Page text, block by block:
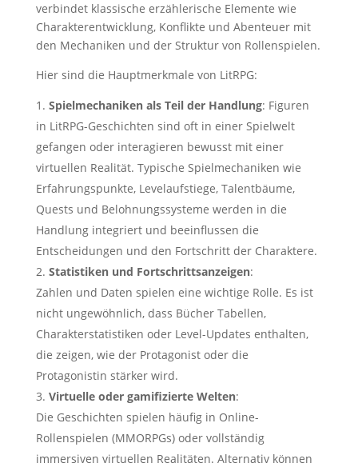
verbindet klassische erzählerische Elemente wie
Charakterentwicklung, Konflikte und Abenteuer mit
den Mechaniken und der Struktur von Rollenspielen.
Hier sind die Hauptmerkmale von LitRPG:
Spielmechaniken als Teil der Handlung: Figuren
in LitRPG-Geschichten sind oft in einer Spielwelt
gefangen oder interagieren bewusst mit einer
virtuellen Realität. Typische Spielmechaniken wie
Erfahrungspunkte, Levelaufstiege, Talentbäume,
Quests und Belohnungssysteme werden in die
Handlung integriert und beeinflussen die
Entscheidungen und den Fortschritt der Charaktere.
Statistiken und Fortschrittsanzeigen:
Zahlen und Daten spielen eine wichtige Rolle. Es ist
nicht ungewöhnlich, dass Bücher Tabellen,
Charakterstatistiken oder Level-Updates enthalten,
die zeigen, wie der Protagonist oder die
Protagonistin stärker wird.
Virtuelle oder gamifizierte Welten:
Die Geschichten spielen häufig in Online-
Rollenspielen (MMORPGs) oder vollständig
immersiven virtuellen Realitäten. Alternativ können